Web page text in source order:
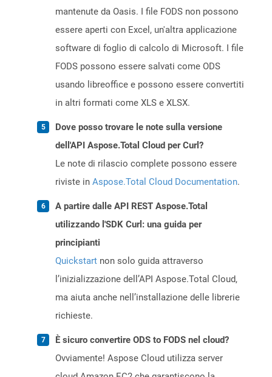
mantenute da Oasis. I file FODS non possono
essere aperti con Excel, un'altra applicazione
software di foglio di calcolo di Microsoft. I file
FODS possono essere salvati come ODS
usando libreoffice e possono essere convertiti
in altri formati come XLS e XLSX.
Dove posso trovare le note sulla versione
dell'API Aspose.Total Cloud per Curl?
Le note di rilascio complete possono essere
riviste in Aspose.Total Cloud Documentation.
A partire dalle API REST Aspose.Total
utilizzando l'SDK Curl: una guida per
principianti
Quickstart non solo guida attraverso
l’inizializzazione dell’API Aspose.Total Cloud,
ma aiuta anche nell’installazione delle librerie
richieste.
È sicuro convertire ODS to FODS nel cloud?
Ovviamente! Aspose Cloud utilizza server